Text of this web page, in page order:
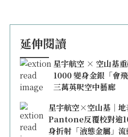
延伸閱讀
星宇航空 × 空山基
1000 變身金銀「會
三萬英呎空中藝廊
星宇航空×空山基｜地
Pantone反覆校對逾
身折射「液態金屬」